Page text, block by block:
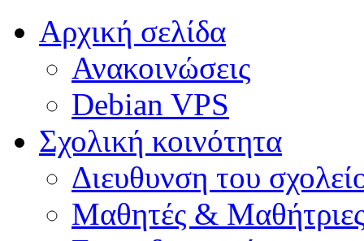
Αρχική σελίδα
Ανακοινώσεις
Debian VPS
Σχολική κοινότητα
Διευθυνση του
Μαθητές &